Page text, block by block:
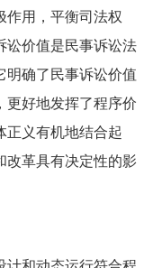
作用，平衡司法权
讼价值是民事诉讼法
明确了民事诉讼价值
更好地发挥了程序价
正义有机地结合起
改革具有决定性的影